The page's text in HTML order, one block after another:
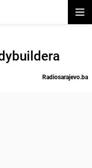
Radiosarajevo.ba